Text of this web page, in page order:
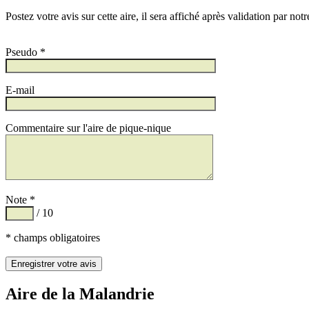
Postez votre avis sur cette aire, il sera affiché après validation par
Pseudo *
E-mail
Commentaire sur l'aire de pique-nique
Note *
/ 10
* champs obligatoires
Aire de la Malandrie